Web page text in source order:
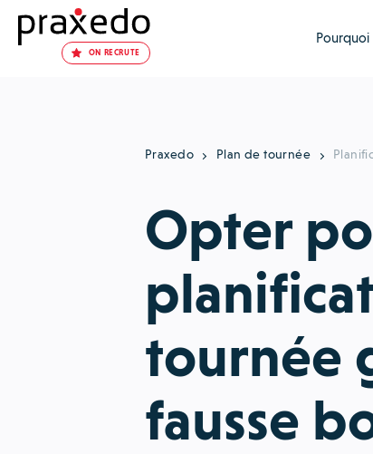
ON RECRUTE
Pourquoi
Praxedo Plan de tournée
Opter
tournée
fausse